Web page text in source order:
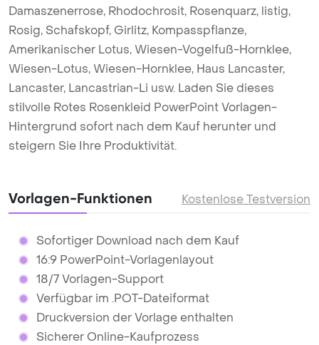
Damaszenerrose, Rhodochrosit, Rosenquarz, listig,
Rosig, Schafskopf, Girlitz, Kompasspflanze,
Amerikanischer Lotus, Wiesen-Vogelfuß-Hornklee,
Wiesen-Lotus, Wiesen-Hornklee, Haus Lancaster,
Lancaster, Lancastrian-Li usw. Laden Sie dieses
stilvolle Rotes Rosenkleid PowerPoint Vorlagen-
Hintergrund sofort nach dem Kauf herunter und
steigern Sie Ihre Produktivität.
Vorlagen-Funktionen Kostenlose Testversion
Sofortiger Download nach dem Kauf
16:9 PowerPoint-Vorlagenlayout
18/7 Vorlagen-Support
Verfügbar im .POT-Dateiformat
Druckversion der Vorlage enthalten
Sicherer Online-Kaufprozess